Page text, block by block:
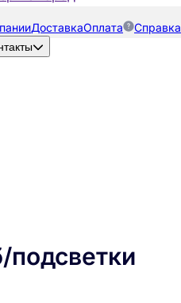
ДоставкаОплата Справка